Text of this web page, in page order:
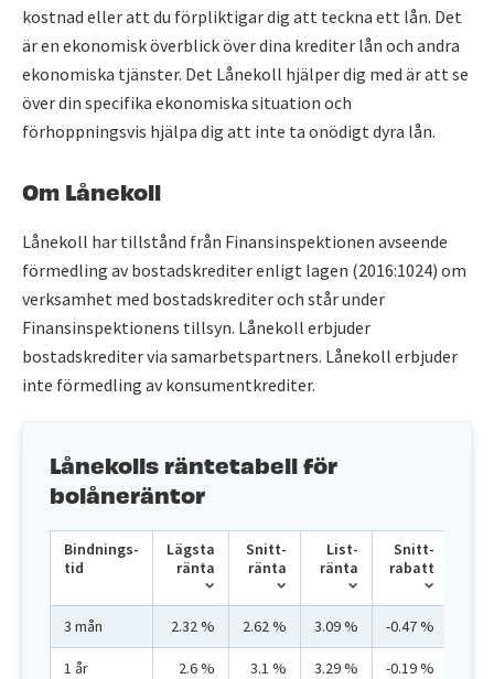
kostnad eller att du förpliktigar dig att teckna ett lån. Det
är en ekonomisk överblick över dina krediter lån och andra
ekonomiska tjänster. Det Lånekoll hjälper dig med är att se
över din specifika ekonomiska situation och
förhoppningsvis hjälpa dig att inte ta onödigt dyra lån.
Om Lånekoll
Lånekoll har tillstånd från Finansinspektionen avseende
förmedling av bostadskrediter enligt lagen (2016:1024) om
verksamhet med bostadskrediter och står under
Finansinspektionens tillsyn. Lånekoll erbjuder
bostadskrediter via samarbetspartners. Lånekoll erbjuder
inte förmedling av konsumentkrediter.
Lånekolls räntetabell för
bolåneräntor
Bindnings­
tid
Lägsta
ränta
Snitt­
ränta
List­
ränta
Snitt­
rabatt
3 mån 2.32 % 2.62 % 3.09 % -0.47 %
1 år 2.6 % 3.1 % 3.29 % -0.19 %